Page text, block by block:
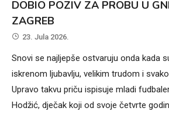
DOBIO POZIV ZA PROBU U
ZAGREB
23. Jula 2026.
Snovi se najljepše ostvaruju onda kada
iskrenom ljubavlju, velikim trudom i
Upravo takvu priču ispisuje mladi
Hodžić, dječak koji od svoje četvrte